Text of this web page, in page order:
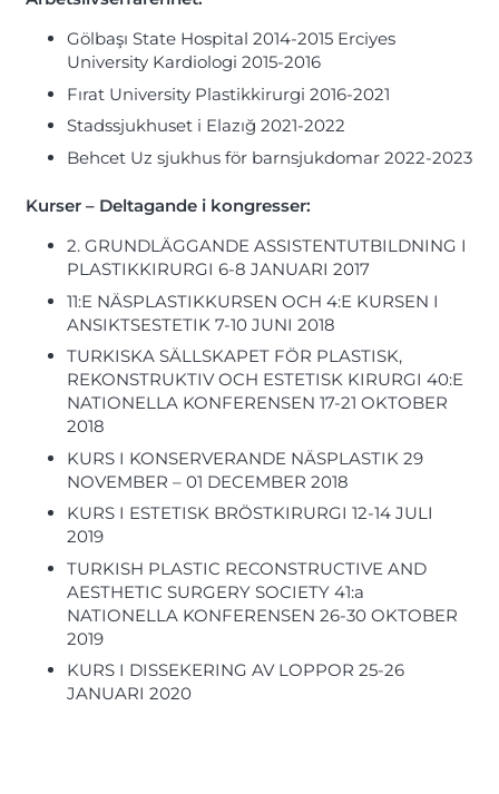
Gölbaşı State Hospital 2014-2015 Erciyes
University Kardiologi 2015-2016
Fırat University Plastikkirurgi 2016-2021
Stadssjukhuset i Elazığ 2021-2022
Behcet Uz sjukhus för barnsjukdomar 2022-2023
Kurser – Deltagande i kongresser:
2. GRUNDLÄGGANDE ASSISTENTUTBILDNING I
PLASTIKKIRURGI 6-8 JANUARI 2017
11:E NÄSPLASTIKKURSEN OCH 4:E KURSEN I
ANSIKTSESTETIK 7-10 JUNI 2018
TURKISKA SÄLLSKAPET FÖR PLASTISK,
REKONSTRUKTIV OCH ESTETISK KIRURGI 40:E
NATIONELLA KONFERENSEN 17-21 OKTOBER
2018
KURS I KONSERVERANDE NÄSPLASTIK 29
NOVEMBER – 01 DECEMBER 2018
KURS I ESTETISK BRÖSTKIRURGI 12-14 JULI
2019
TURKISH PLASTIC RECONSTRUCTIVE AND
AESTHETIC SURGERY SOCIETY 41:a
NATIONELLA KONFERENSEN 26-30 OKTOBER
2019
KURS I DISSEKERING AV LOPPOR 25-26
JANUARI 2020